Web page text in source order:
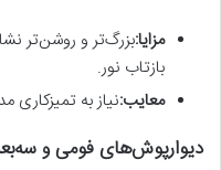
مزایا:بزرگ‌تر و روشن‌تر
بازتاب نور.
معایب:نیاز به تمیزکاری
دیوارپوش‌های فومی و